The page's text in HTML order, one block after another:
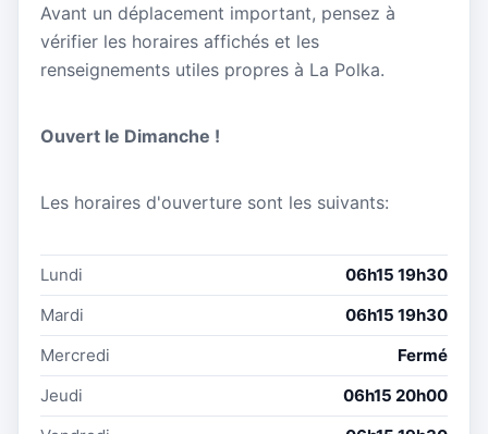
Avant un déplacement important, pensez à
vérifier les horaires affichés et les
renseignements utiles propres à La Polka.
Ouvert le Dimanche !
Les horaires d'ouverture sont les suivants:
Lundi
06h15 19h30
Mardi
06h15 19h30
Mercredi
Fermé
Jeudi
06h15 20h00